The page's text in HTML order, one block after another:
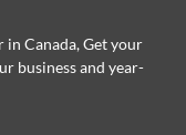
in Canada, Get your
business and year-